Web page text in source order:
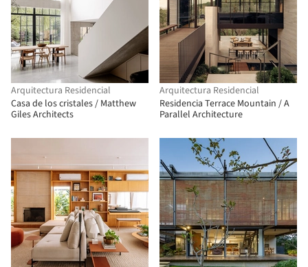
Arquitectura Residencial
Casa de los cristales / Matthew
Giles Architects
Arquitectura Residencial
Residencia Terrace Mountain / A
Parallel Architecture